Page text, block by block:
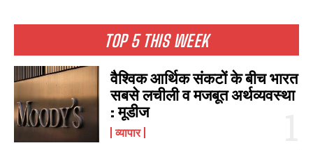
TOP 5 THIS WEEK
वैश्विक आर्थिक संकटों के बीच भारत
सबसे लचीली व मजबूत अर्थव्यवस्था
: मूडीज
व्यापार